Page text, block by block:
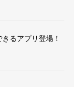
るアプリ登場！